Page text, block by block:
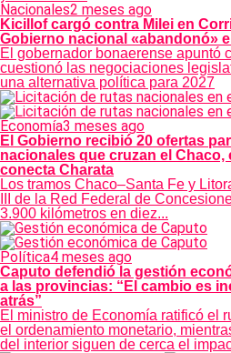
Nacionales2 meses ago
Kicillof cargó contra Milei en
Gobierno nacional «abandonó»
El gobernador bonaerense apuntó
cuestionó las negociaciones
una alternativa política para 2027
Economía3 meses ago
El Gobierno recibió 20 ofertas
nacionales que cruzan el Chaco,
conecta Charata
Los tramos Chaco–Santa Fe y
III de la Red Federal de
3.900 kilómetros en diez...
Política4 meses ago
Caputo defendió la gestión
a las provincias: “El cambio es
atrás”
El ministro de Economía ratificó el
el ordenamiento monetario,
del interior siguen de cerca el